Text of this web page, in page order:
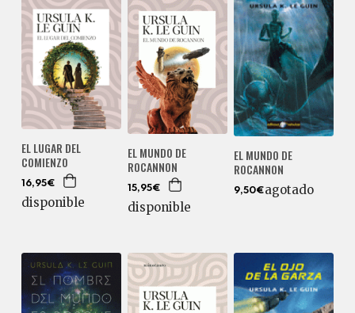
EL LUGAR DEL
COMIENZO
16,95€
disponible
EL MUNDO DE
ROCANNON
15,95€
disponible
EL MUNDO DE
ROCANNON
9,50€agotado